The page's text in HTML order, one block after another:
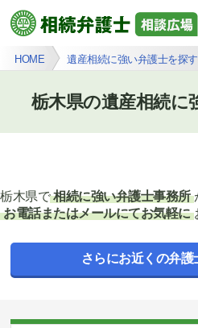
HOME 遺産相続に強い弁護士を探す
栃木県の遺産相続に
栃木県で 相続に強い弁護士事務所
お電話またはメールにてお気軽に
さらにお近くの弁護